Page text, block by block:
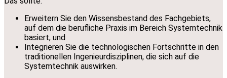
Erweitern Sie den Wissensbestand des Fachgebiets,
auf dem die berufliche Praxis im Bereich Systemtechnik
basiert, und
Integrieren Sie die technologischen Fortschritte in den
traditionellen Ingenieurdisziplinen, die sich auf die
Systemtechnik auswirken.